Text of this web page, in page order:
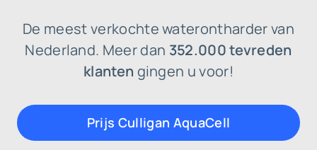
De meest verkochte waterontharder van
Nederland. Meer dan 352.000 tevreden
klanten gingen u voor!
Prijs Culligan AquaCell